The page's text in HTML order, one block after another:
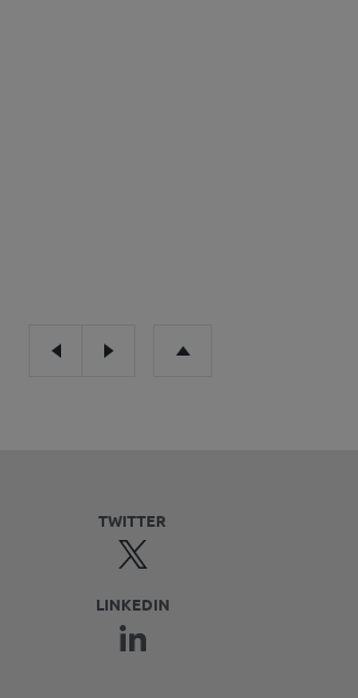
TWITTER
LINKEDIN